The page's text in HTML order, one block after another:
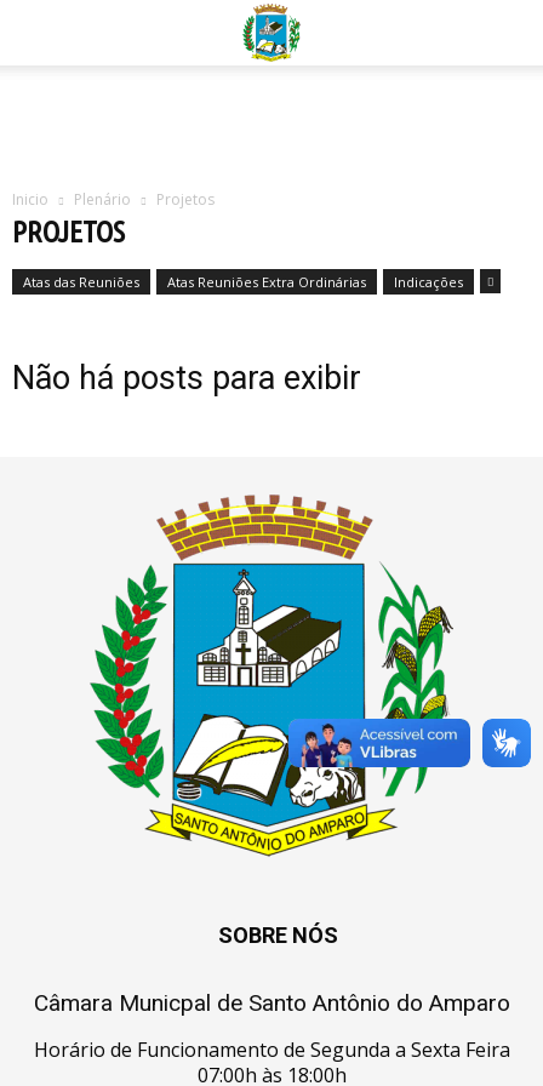
Inicio Plenário Projetos
PROJETOS
Atas das Reuniões Atas Reuniões Extra Ordinárias Indicações
Não há posts para exibir
SOBRE NÓS
Câmara Municpal de Santo Antônio do Amparo
Horário de Funcionamento de Segunda a Sexta Feira
07:00h às 18:00h